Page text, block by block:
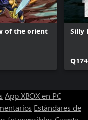
of the orient Silly
App XBOX en PC
Estándares de